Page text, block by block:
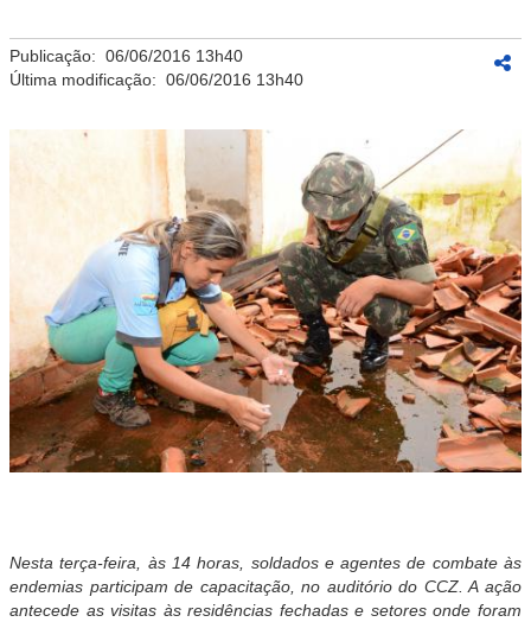
Publicação: 06/06/2016 13h40
Última modificação: 06/06/2016 13h40
Nesta terça-feira, às 14 horas, soldados e agentes de combate às
endemias participam de capacitação, no auditório do CCZ. A ação
antecede as visitas às residências fechadas e setores onde foram